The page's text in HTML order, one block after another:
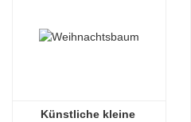
Künstliche kleine